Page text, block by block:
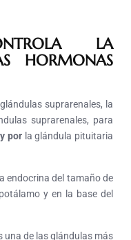
LA
HORMONAS
suprarenales, la
suprarenales, para
porla glándula pituitaria
endocrina del tamaño de
y en la base del
una de las glándulas más